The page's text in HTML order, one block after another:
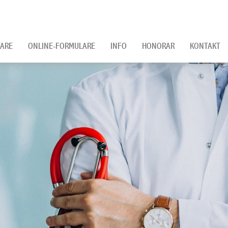
ONLINE-FORMULARE INFO HONORAR KONTAKT